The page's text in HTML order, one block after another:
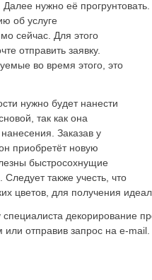
нужно её
об услуге
сейчас. Для этого
отправить заявку.
во время этого, это
нужно будет нанести
так как она
Заказав у
приобретёт новую
быстросохнущие
также учесть, что
цветов, для получения
специалиста декорирование
отправив запрос на e-